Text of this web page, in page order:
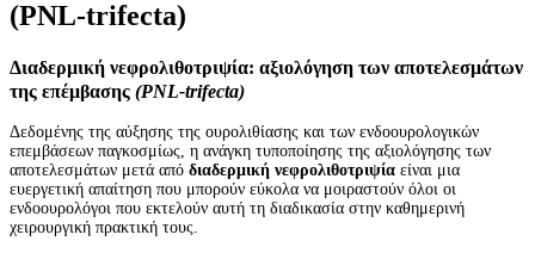
(PNL-trifecta)
Διαδερμική νεφρολιθοτριψία: αξιολόγηση των αποτελεσμάτων
της επέμβασης (PNL-trifecta)
Δεδομένης της αύξησης της ουρολιθίασης και των ενδοουρολογικών
επεμβάσεων παγκοσμίως, η ανάγκη τυποποίησης της αξιολόγησης των
αποτελεσμάτων μετά από διαδερμική νεφρολιθοτριψία είναι μια
ευεργετική απαίτηση που μπορούν εύκολα να μοιραστούν όλοι οι
ενδοουρολόγοι που εκτελούν αυτή τη διαδικασία στην καθημερινή
χειρουργική πρακτική τους.